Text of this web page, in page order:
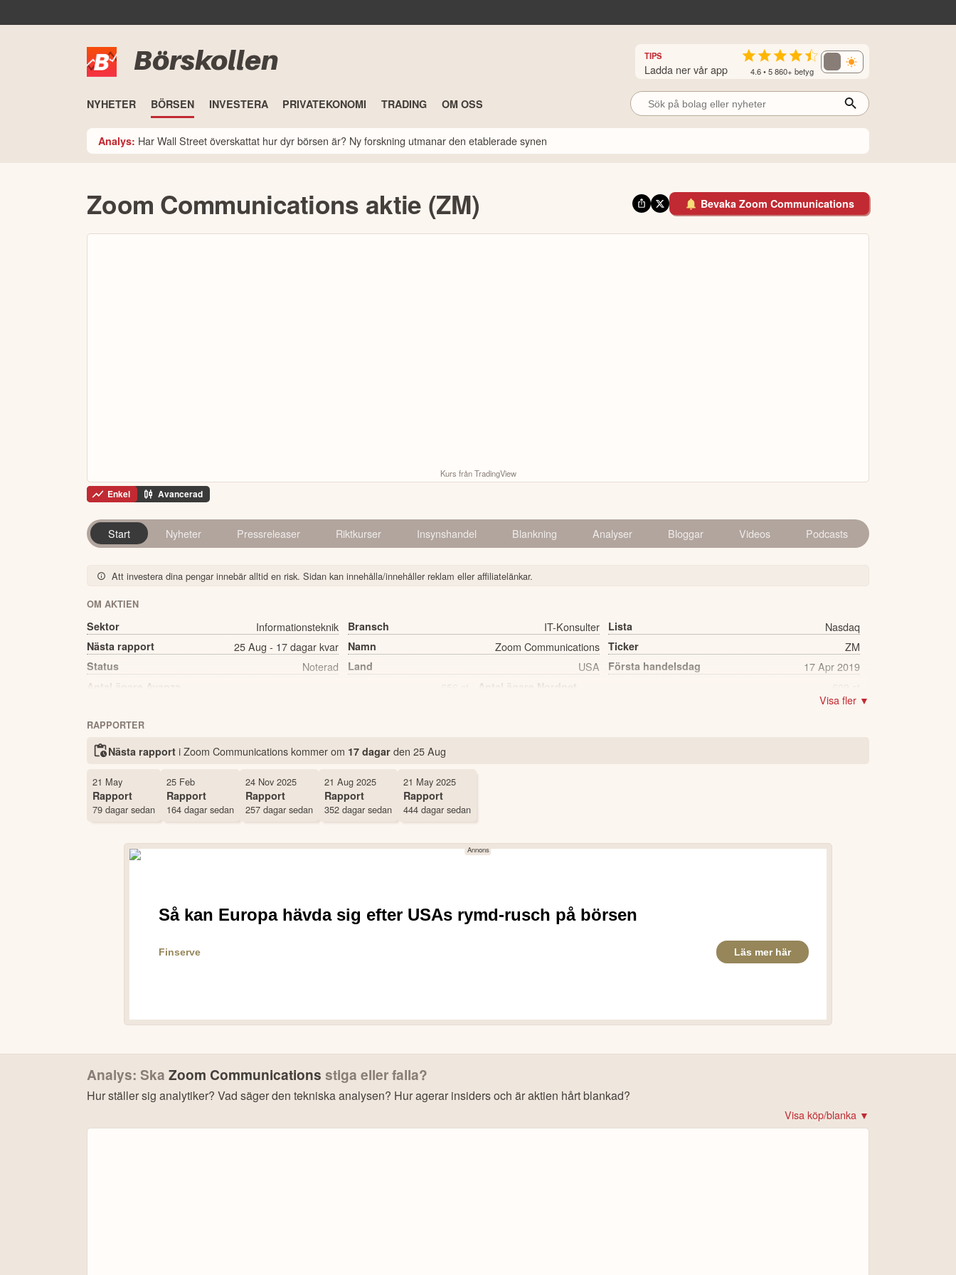
Börskollen TIPS
Ladda ner vår app 4.6 • 5 860+ betyg
NYHETER BÖRSEN INVESTERA PRIVATEKONOMI TRADING OM OSS
Analys: Har Wall Street överskattat hur dyr börsen är? Ny forskning utmanar den etablerade synen
Zoom Communications aktie (ZM) Bevaka Zoom Communications
Kurs från TradingView
Enkel Avancerad
Start Nyheter Pressreleaser Riktkurser Insynshandel Blankning Analyser Bloggar Videos Podcasts
Att investera dina pengar innebär alltid en risk. Sidan kan innehålla/innehåller reklam eller affiliatelänkar.
OM AKTIEN
Sektor Informationsteknik Bransch IT-Konsulter Lista Nasdaq
Nästa rapport 25 Aug - 17 dagar kvar Namn Zoom Communications Ticker ZM
Status Noterad Land USA Första handelsdag 17 Apr 2019
Antal ägare Avanza Antal ägare Nordnet
Visa fler ▼
RAPPORTER
Nästa rapport i Zoom Communications kommerom 17 dagar den 25 Aug
21 May
Rapport
79 dagar sedan
25 Feb
Rapport
164 dagar sedan
24 Nov 2025
Rapport
257 dagar sedan
21 Aug 2025
Rapport
352 dagar sedan
21 May 2025
Rapport
444 dagar sedan
Analys: Ska Zoom Communications stiga eller falla?
Hur ställer sig analytiker? Vad säger den tekniska analysen? Hur agerar insiders och är aktien hårt blankad?
Bonus: Få upp till 500 USD i tillgångar när du öppnar konto –se erbjudandet!
Visa köp/blanka ▼